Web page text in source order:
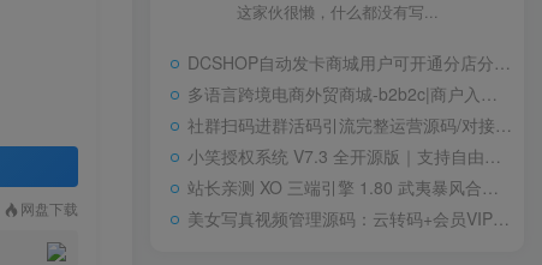
网盘下载
这家伙很懒，什么都没有写...
DCSHOP自动发卡商城用户可开通分店分销，支持实物发货，自带博客功能
多语言跨境电商外贸商城-b2b2c|商户入驻|随机物流|信用分|平台代发
社群扫码进群活码引流完整运营源码/对接免签约支付接口/推广正常绑定下级
小笑授权系统 V7.3 全开源版｜支持自由二次开发
站长亲测 XO 三端引擎 1.80 武夷暴风合击复古传奇手游服务端 魔神领域盘古圣地降魔天堂
美女写真视频管理源码：云转码+会员VIP系统，一键采集+代理系统全支持